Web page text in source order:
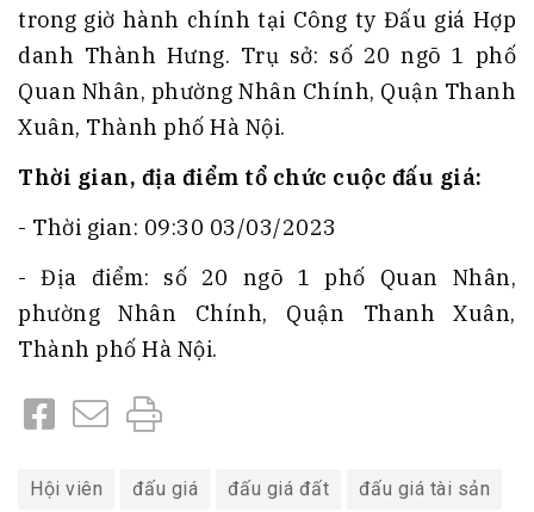
trong giờ hành chính tại Công ty Đấu giá Hợp
danh Thành Hưng. Trụ sở: số 20 ngõ 1 phố
Quan Nhân, phường Nhân Chính, Quận Thanh
Xuân, Thành phố Hà Nội.
Thời gian, địa điểm tổ chức cuộc đấu giá:
- Thời gian: 09:30 03/03/2023
- Địa điểm: số 20 ngõ 1 phố Quan Nhân,
phường Nhân Chính, Quận Thanh Xuân,
Thành phố Hà Nội.
Hội viên đấu giá đấu giá đất đấu giá tài sản